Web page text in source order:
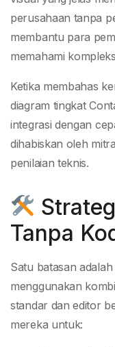
perusahaan tanpa
membantu para
memahami
Ketika membahas
diagram tingkat
integrasi dengan
dihabiskan oleh
penilaian teknis.
Tanpa
Satu batasan
menggunakan
standar dan editor
mereka untuk: